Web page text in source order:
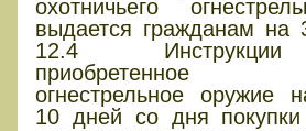
охотничьего
выдается гражданам
12.4
приобретенное
огнестрельное оружие
10 дней со дня